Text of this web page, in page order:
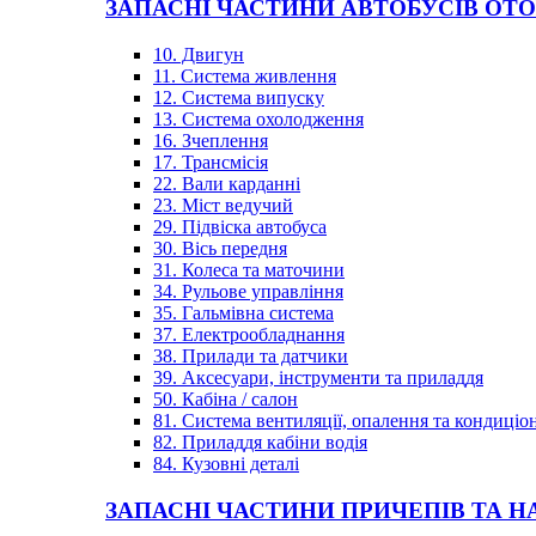
ЗАПАСНІ ЧАСТИНИ АВТОБУСІВ
10. Двигун
11. Система живлення
12. Система випуску
13. Система охолодження
16. Зчеплення
17. Трансмісія
22. Вали карданні
23. Міст ведучий
29. Підвіска автобуса
30. Вісь передня
31. Колеса та маточини
34. Рульове управління
35. Гальмівна система
37. Електрообладнання
38. Прилади та датчики
39. Аксесуари, інструменти та приладдя
50. Кабіна / салон
81. Система вентиляції, опалення та
82. Приладдя кабіни водія
84. Кузовні деталі
ЗАПАСНІ ЧАСТИНИ ПРИЧЕПІВ ТА